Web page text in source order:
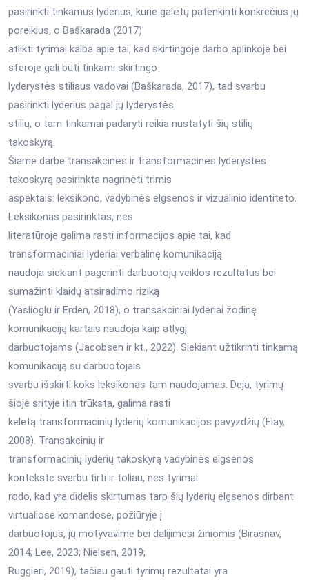
pasirinkti tinkamus lyderius, kurie galėtų patenkinti konkrečius jų
poreikius, o Baškarada (2017)
atlikti tyrimai kalba apie tai, kad skirtingoje darbo aplinkoje bei
sferoje gali būti tinkami skirtingo
lyderystės stiliaus vadovai (Baškarada, 2017), tad svarbu
pasirinkti lyderius pagal jų lyderystės
stilių, o tam tinkamai padaryti reikia nustatyti šių stilių
takoskyrą.
Šiame darbe transakcinės ir transformacinės lyderystės
takoskyrą pasirinkta nagrinėti trimis
aspektais: leksikono, vadybinės elgsenos ir vizualinio identiteto.
Leksikonas pasirinktas, nes
literatūroje galima rasti informacijos apie tai, kad
transformaciniai lyderiai verbalinę komunikaciją
naudoja siekiant pagerinti darbuotojų veiklos rezultatus bei
sumažinti klaidų atsiradimo riziką
(Yaslioglu ir Erden, 2018), o transakciniai lyderiai žodinę
komunikaciją kartais naudoja kaip atlygį
darbuotojams (Jacobsen ir kt., 2022). Siekiant užtikrinti tinkamą
komunikaciją su darbuotojais
svarbu išskirti koks leksikonas tam naudojamas. Deja, tyrimų
šioje srityje itin trūksta, galima rasti
keletą transformacinių lyderių komunikacijos pavyzdžių (Elay,
2008). Transakcinių ir
transformacinių lyderių takoskyrą vadybinės elgsenos
kontekste svarbu tirti ir toliau, nes tyrimai
rodo, kad yra didelis skirtumas tarp šių lyderių elgsenos dirbant
virtualiose komandose, požiūryje į
darbuotojus, jų motyvavime bei dalijimesi žiniomis (Birasnav,
2014; Lee, 2023; Nielsen, 2019;
Ruggieri, 2019), tačiau gauti tyrimų rezultatai yra